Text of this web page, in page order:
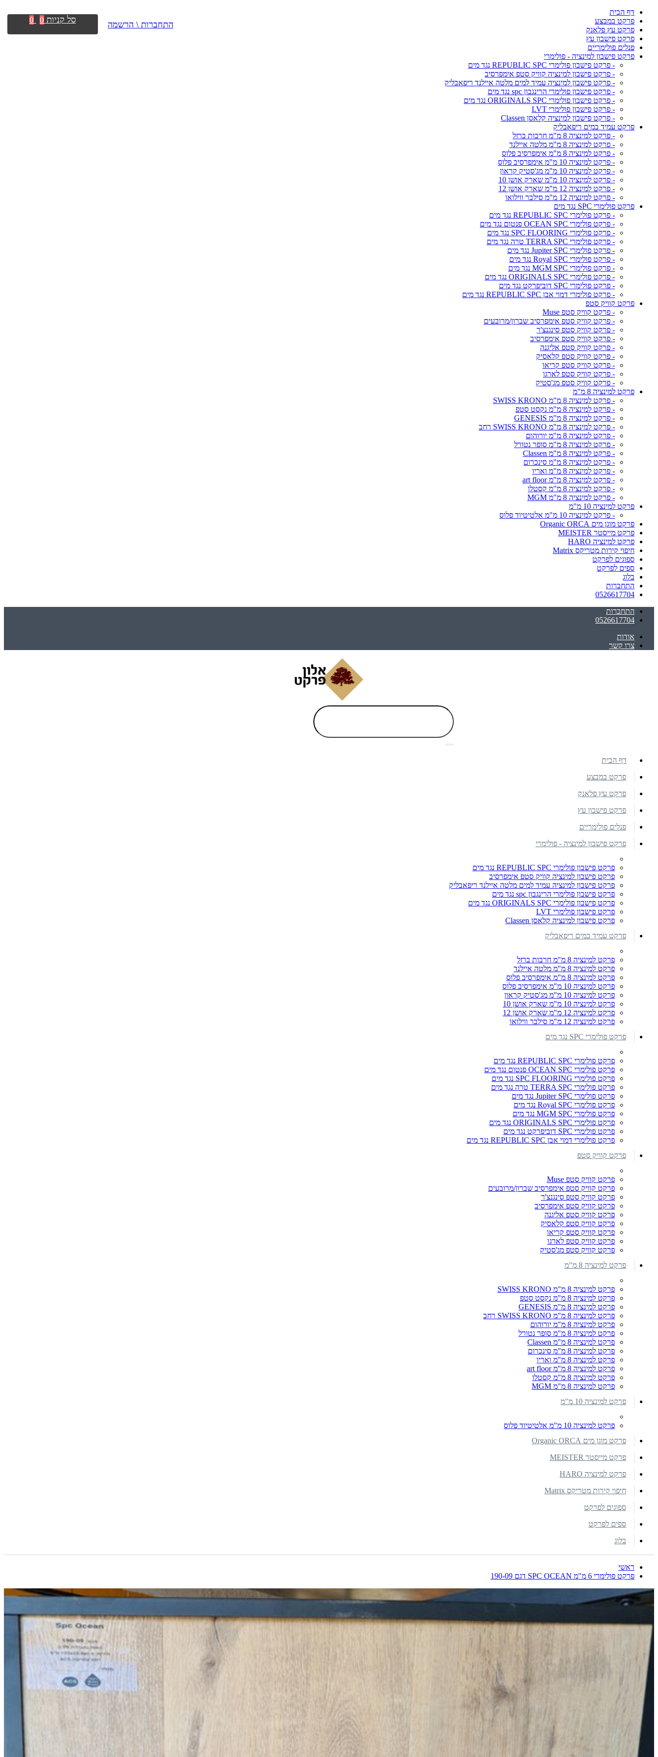
דף הבית
פרקט במבצע
פרקט עץ פלאנק
פרקט פישבון עץ
פנלים פולימריים
פרקט פישבון למינציה - פולימרי
- פרקט פישבון פולימרי REPUBLIC SPC נגד מים
- פרקט פישבון למינציה קוויק סטפ אימפרסיב
- פרקט פישבון למינציה עמיד למים מלטה איילנד ריפאבליק
- פרקט פישבון פולימרי הרינגבון spc נגד מים
- פרקט פישבון פולימרי ORIGINALS SPC נגד מים
- פרקט פישבון פולימרי LVT
- פרקט פישבון למינציה קלאסן Classen
פרקט עמיד במים ריפאבליק
- פרקט למינציה 8 מ"מ חרבות ברזל
- פרקט למינציה 8 מ"מ מלטה איילנד
- פרקט למינציה 8 מ"מ אימפרסיב פלוס
- פרקט למינציה 10 מ"מ אימפרסיב פלוס
- פרקט למינציה 10 מ"מ מג'סטיק קראון
- פרקט למינציה 10 מ"מ שארק אושן 10
- פרקט למינציה 12 מ"מ שארק אושן 12
- פרקט למינציה 12 מ"מ סילבר ווילואו
פרקט פולימרי SPC נגד מים
- פרקט פולימרי REPUBLIC SPC נגד מים
- פרקט פולימרי OCEAN SPC פנטום נגד מים
- פרקט פולימרי SPC FLOORING נגד מים
- פרקט פולימרי TERRA SPC טרה נגד מים
- פרקט פולימרי Jupiter SPC נגד מים
- פרקט פולימרי Royal SPC נגד מים
- פרקט פולימרי MGM SPC נגד מים
- פרקט פולימרי ORIGINALS SPC נגד מים
- פרקט פולימרי SPC דוביפרקט נגד מים
- פרקט פולימרי דמוי אבן REPUBLIC SPC נגד מים
פרקט קוויק סטפ
- פרקט קוויק סטפ Muse
- פרקט קוויק סטפ אימפרסיב שברון/מרובעים
- פרקט קוויק סטפ סינגנצ'ר
- פרקט קוויק סטפ אימפרסיב
- פרקט קוויק סטפ אליגנה
- פרקט קוויק סטפ קלאסיק
- פרקט קוויק סטפ קריאו
- פרקט קוויק סטפ לארגו
- פרקט קוויק סטפ מג'סטיק
פרקט למינציה 8 מ"מ
- פרקט למינציה 8 מ"מ SWISS KRONO
- פרקט למינציה 8 מ"מ נקסט סטפ
- פרקט למינציה 8 מ"מ GENESIS
- פרקט למינציה 8 מ"מ SWISS KRONO רחב
- פרקט למינציה 8 מ"מ יורוהום
- פרקט למינציה 8 מ"מ סופר נטורל
- פרקט למינציה 8 מ"מ Classen
- פרקט למינציה 8 מ"מ סינכרום
- פרקט למינציה 8 מ"מ ואריו
- פרקט למינציה 8 מ"מ art floor
- פרקט למינציה 8 מ"מ קסטלו
- פרקט למינציה 8 מ"מ MGM
פרקט למינציה 10 מ"מ
- פרקט למינציה 10 מ"מ אלטיטיוד פלוס
פרקט מוגן מים Organic ORCA
פרקט מייסטר MEISTER
פרקט למינציה HARO
חיפוי קירות מטריקס Matrix
ספוגים לפרקט
ספים לפרקט
בלוג
התחברות
0526617704
התחברות
0526617704
אודות
צרו קשר
התחברות \ הרשמה סל קניות 0
0
דף הבית
פרקט במבצע
פרקט עץ פלאנק
פרקט פישבון עץ
פנלים פולימריים
פרקט פישבון למינציה - פולימרי
פרקט פישבון פולימרי REPUBLIC SPC נגד מים
פרקט פישבון למינציה קוויק סטפ אימפרסיב
פרקט פישבון למינציה עמיד למים מלטה איילנד ריפאבליק
פרקט פישבון פולימרי הרינגבון spc נגד מים
פרקט פישבון פולימרי ORIGINALS SPC נגד מים
פרקט פישבון פולימרי LVT
פרקט פישבון למינציה קלאסן Classen
פרקט עמיד במים ריפאבליק
פרקט למינציה 8 מ"מ חרבות ברזל
פרקט למינציה 8 מ"מ מלטה איילנד
פרקט למינציה 8 מ"מ אימפרסיב פלוס
פרקט למינציה 10 מ"מ אימפרסיב פלוס
פרקט למינציה 10 מ"מ מג'סטיק קראון
פרקט למינציה 10 מ"מ שארק אושן 10
פרקט למינציה 12 מ"מ שארק אושן 12
פרקט למינציה 12 מ"מ סילבר ווילואו
פרקט פולימרי SPC נגד מים
פרקט פולימרי REPUBLIC SPC נגד מים
פרקט פולימרי OCEAN SPC פנטום נגד מים
פרקט פולימרי SPC FLOORING נגד מים
פרקט פולימרי TERRA SPC טרה נגד מים
פרקט פולימרי Jupiter SPC נגד מים
פרקט פולימרי Royal SPC נגד מים
פרקט פולימרי MGM SPC נגד מים
פרקט פולימרי ORIGINALS SPC נגד מים
פרקט פולימרי SPC דוביפרקט נגד מים
פרקט פולימרי דמוי אבן REPUBLIC SPC נגד מים
פרקט קוויק סטפ
פרקט קוויק סטפ Muse
פרקט קוויק סטפ אימפרסיב שברון/מרובעים
פרקט קוויק סטפ סינגנצ'ר
פרקט קוויק סטפ אימפרסיב
פרקט קוויק סטפ אליגנה
פרקט קוויק סטפ קלאסיק
פרקט קוויק סטפ קריאו
פרקט קוויק סטפ לארגו
פרקט קוויק סטפ מג'סטיק
פרקט למינציה 8 מ"מ
פרקט למינציה 8 מ"מ SWISS KRONO
פרקט למינציה 8 מ"מ נקסט סטפ
פרקט למינציה 8 מ"מ GENESIS
פרקט למינציה 8 מ"מ SWISS KRONO רחב
פרקט למינציה 8 מ"מ יורוהום
פרקט למינציה 8 מ"מ סופר נטורל
פרקט למינציה 8 מ"מ Classen
פרקט למינציה 8 מ"מ סינכרום
פרקט למינציה 8 מ"מ ואריו
פרקט למינציה 8 מ"מ art floor
פרקט למינציה 8 מ"מ קסטלו
פרקט למינציה 8 מ"מ MGM
פרקט למינציה 10 מ"מ
פרקט למינציה 10 מ"מ אלטיטיוד פלוס
פרקט מוגן מים Organic ORCA
פרקט מייסטר MEISTER
פרקט למינציה HARO
חיפוי קירות מטריקס Matrix
ספוגים לפרקט
ספים לפרקט
בלוג
ראשי
פרקט פולימרי 6 מ"מ SPC OCEAN דגם 190-09